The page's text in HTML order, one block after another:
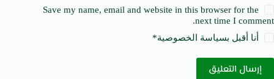
Save my name, email and website in this browser for the
next time I comment.
أنا أقبل بسياسة الخصوصية*
إرسال التعليق